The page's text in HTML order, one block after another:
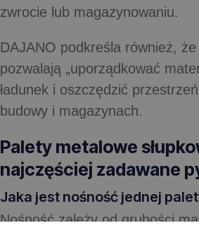
zwrocie lub magazynowaniu.
DAJANO podkreśla również, że
pozwalają „uporządkować
ładunek i oszczędzić
budowy i magazynach.
Palety metalowe
najczęściej zadawane
Jaka jest nośność jednej
Nośność zależy od grubości